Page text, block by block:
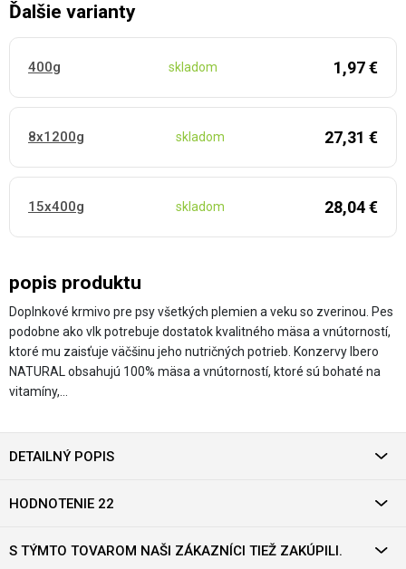
popis produktu
Doplnkové krmivo pre psy všetkých plemien a veku so zverinou. Pes
podobne ako vlk potrebuje dostatok kvalitného mäsa a vnútorností,
ktoré mu zaisťuje väčšinu jeho nutričných potrieb. Konzervy Ibero
NATURAL obsahujú 100% mäsa a vnútorností, ktoré sú bohaté na
vitamíny,…
Ďalšie varianty
400g skladom 1,97 €
8x1200g skladom 27,31 €
15x400g skladom 28,04 €
DETAILNÝ POPIS
HODNOTENIE 22
S TÝMTO TOVAROM NAŠI ZÁKAZNÍCI TIEŽ ZAKÚPILI.